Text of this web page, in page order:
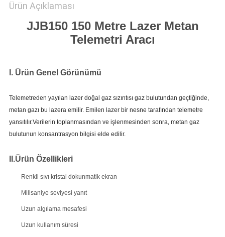
Ürün Açıklaması
JJB150 150 Metre Lazer Metan
Telemetri Aracı
I. Ürün Genel Görünümü
Telemetreden yayılan lazer doğal gaz sızıntısı gaz bulutundan geçtiğinde,
metan gazı bu lazera emilir. Emilen lazer bir nesne tarafından telemetre
yansıtılır.Verilerin toplanmasından ve işlenmesinden sonra, metan gaz
bulutunun konsantrasyon bilgisi elde edilir.
II.Ürün Özellikleri
Renkli sıvı kristal dokunmatik ekran
Milisaniye seviyesi yanıt
Uzun algılama mesafesi
Uzun kullanım süresi